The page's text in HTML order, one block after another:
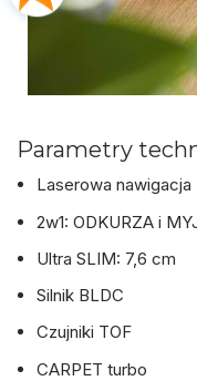
Parametry
Laserowa nawigacja
2w1: ODKURZA i
Ultra SLIM: 7,6 cm
Silnik BLDC
Czujniki TOF
CARPET turbo